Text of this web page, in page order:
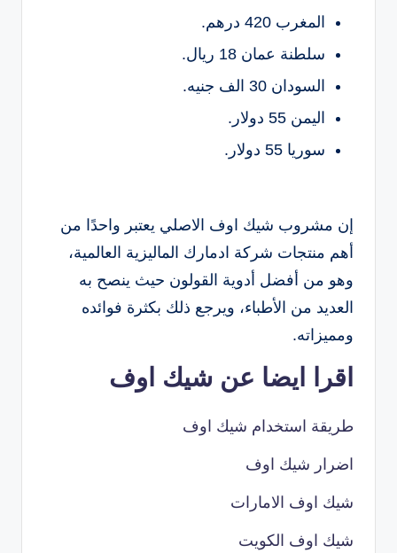
المغرب 420 درهم.
سلطنة عمان 18 ريال.
السودان 30 الف جنيه.
اليمن 55 دولار.
سوريا 55 دولار.
إن مشروب شيك اوف الاصلي يعتبر واحدًا من
أهم منتجات شركة ادمارك الماليزية العالمية،
وهو من أفضل أدوية القولون حيث ينصح به
العديد من الأطباء، ويرجع ذلك بكثرة فوائده
ومميزاته.
اقرا ايضا عن شيك اوف
طريقة استخدام شيك اوف
اضرار شيك اوف
شيك اوف الامارات
شيك اوف الكويت